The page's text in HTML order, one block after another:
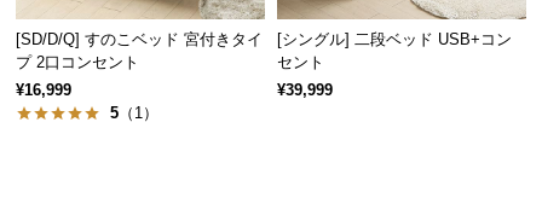
[SD/D/Q] すのこベッド 宮付きタイ
プ 2口コンセント
¥16,999
5 （1）
[シングル] 二段ベッド USB+コン
セント
¥39,999